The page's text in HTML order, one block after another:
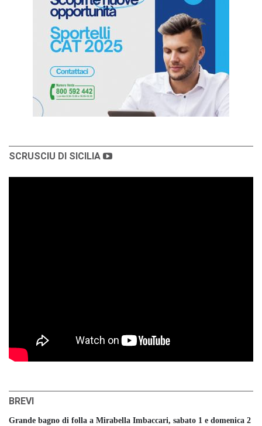
SCRUSCIU DI SICILIA
BREVI
Grande bagno di folla a Mirabella Imbaccari, sabato 1 e domenica 2